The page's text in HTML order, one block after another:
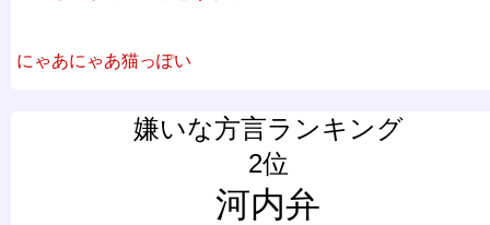
にゃあにゃあ猫っぽい
嫌いな方言ランキング
2位
河内弁